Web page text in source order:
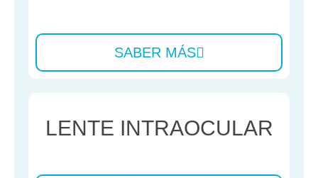
SABER MÁS
LENTE INTRAOCULAR